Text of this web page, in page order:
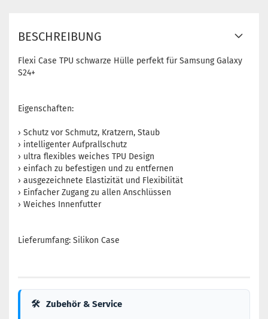
BESCHREIBUNG
Flexi Case TPU schwarze Hülle perfekt für Samsung Galaxy
S24+
Eigenschaften:
› Schutz vor Schmutz, Kratzern, Staub
› intelligenter Aufprallschutz
› ultra flexibles weiches TPU Design
› einfach zu befestigen und zu entfernen
› ausgezeichnete Elastizität und Flexibilität
› Einfacher Zugang zu allen Anschlüssen
› Weiches Innenfutter
Lieferumfang: Silikon Case
🛠 Zubehör & Service